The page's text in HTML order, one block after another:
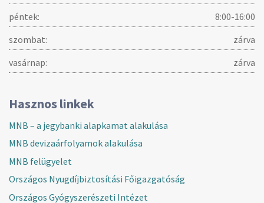
péntek:
8:00-16:00
szombat:
zárva
vasárnap:
zárva
Hasznos linkek
MNB – a jegybanki alapkamat alakulása
MNB devizaárfolyamok alakulása
MNB felügyelet
Országos Nyugdíjbiztosítási Főigazgatóság
Országos Gyógyszerészeti Intézet